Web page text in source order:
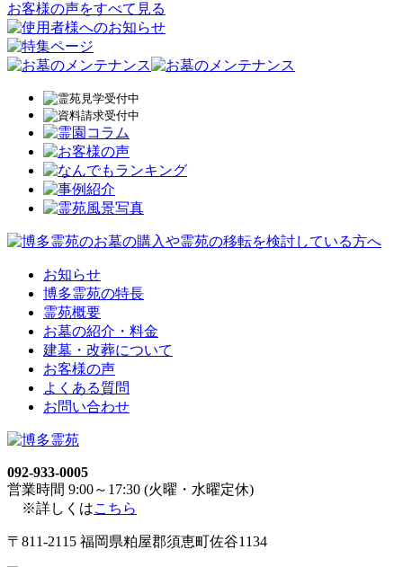
お客様の声をすべて見る
お知らせ
博多霊苑の特長
霊苑概要
お墓の紹介・料金
建墓・改葬について
お客様の声
よくある質問
お問い合わせ
092-933-0005
営業時間 9:00～17:30 (火曜・水曜定休)
※詳しくはこちら
〒811-2115 福岡県粕屋郡須恵町佐谷1134